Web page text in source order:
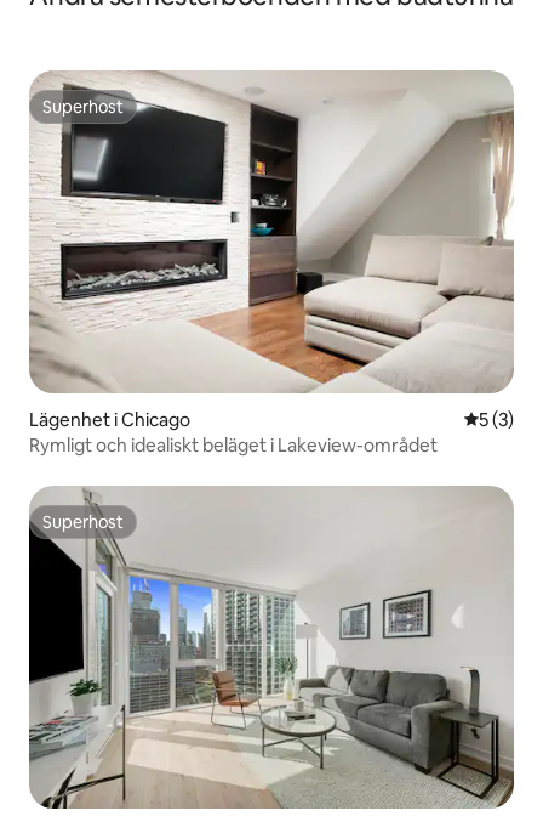
Superhost
Superhost
Lägenhet i Chicago 5 av 5 i
5 (3)
Rymligt och idealiskt beläget i Lakeview-området
Superhost
Superhost